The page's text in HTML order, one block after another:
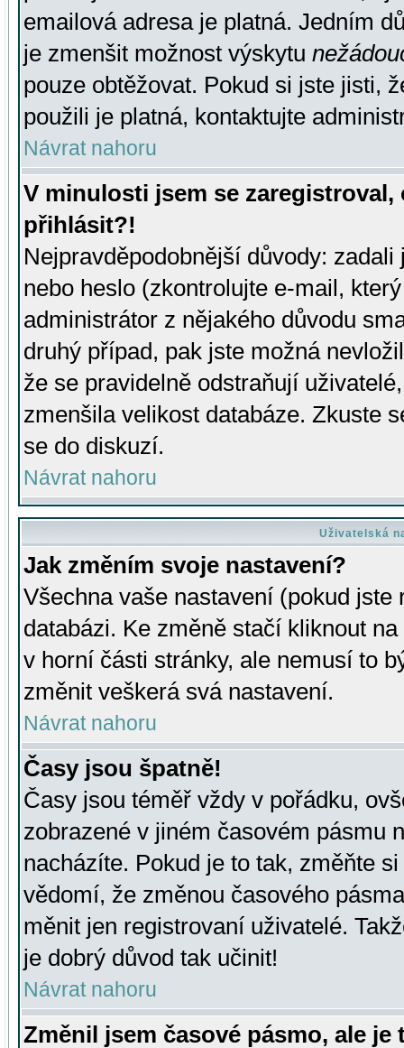
emailová adresa je platná. Jedním
je zmenšit možnost výskytu
pouze obtěžovat. Pokud si jste jisti,
použili je platná, kontaktujte
Návrat nahoru
V minulosti jsem se
přihlásit?!
Nejpravděpodobnější důvody:
nebo heslo (zkontrolujte e-mail,
administrátor z nějakého důvodu
druhý případ, pak jste možná
že se pravidelně odstraňují
zmenšila velikost databáze. Zkuste
se do diskuzí.
Návrat nahoru
Uživatelská
Jak změním svoje nastavení?
Všechna vaše nastavení (pokud
databázi. Ke změně stačí kliknout
v horní části stránky, ale nemusí to
změnit veškerá svá nastavení.
Návrat nahoru
Časy jsou špatně!
Časy jsou téměř vždy v pořádku,
zobrazené v jiném časovém pásmu
nacházíte. Pokud je to tak, změňte
vědomí, že změnou časového
měnit jen registrovaní uživatelé.
je dobrý důvod tak učinit!
Návrat nahoru
Změnil jsem časové pásmo, ale je